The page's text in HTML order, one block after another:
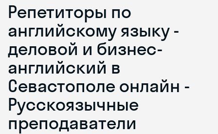
Репетиторы по
английскому языку -
деловой и бизнес-
английский в
Севастополе онлайн -
Русскоязычные
преподаватели
Skyeng Chat